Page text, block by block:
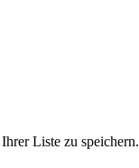
Liste zu speichern.